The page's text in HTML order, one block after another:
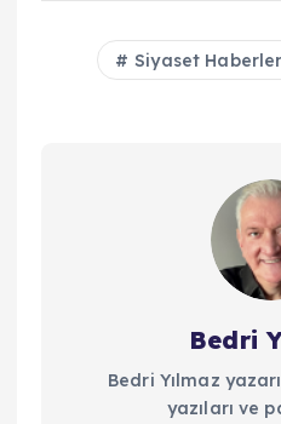
Siyaset
Bedri
Bedri Yılmaz
yazıları ve